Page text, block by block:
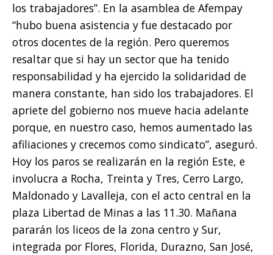
los trabajadores”. En la asamblea de Afempay
“hubo buena asistencia y fue destacado por
otros docentes de la región. Pero queremos
resaltar que si hay un sector que ha tenido
responsabilidad y ha ejercido la solidaridad de
manera constante, han sido los trabajadores. El
apriete del gobierno nos mueve hacia adelante
porque, en nuestro caso, hemos aumentado las
afiliaciones y crecemos como sindicato”, aseguró.
Hoy los paros se realizarán en la región Este, e
involucra a Rocha, Treinta y Tres, Cerro Largo,
Maldonado y Lavalleja, con el acto central en la
plaza Libertad de Minas a las 11.30. Mañana
pararán los liceos de la zona centro y Sur,
integrada por Flores, Florida, Durazno, San José,